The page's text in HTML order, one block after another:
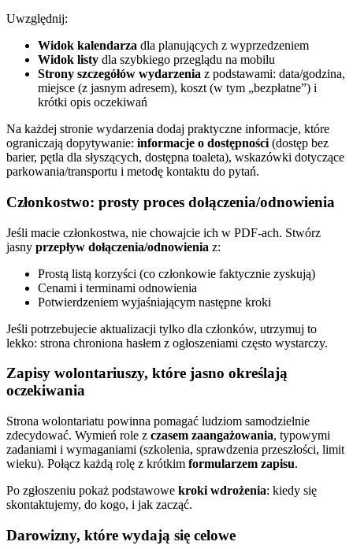
Uwzględnij:
Widok kalendarza dla planujących z wyprzedzeniem
Widok listy dla szybkiego przeglądu na mobilu
Strony szczegółów wydarzenia z podstawami: data/godzina,
miejsce (z jasnym adresem), koszt (w tym „bezpłatne”) i
krótki opis oczekiwań
Na każdej stronie wydarzenia dodaj praktyczne informacje, które
ograniczają dopytywanie: informacje o dostępności (dostęp bez
barier, pętla dla słyszących, dostępna toaleta), wskazówki dotyczące
parkowania/transportu i metodę kontaktu do pytań.
Członkostwo: prosty proces dołączenia/odnowienia
Jeśli macie członkostwa, nie chowajcie ich w PDF-ach. Stwórz
jasny przepływ dołączenia/odnowienia z:
Prostą listą korzyści (co członkowie faktycznie zyskują)
Cenami i terminami odnowienia
Potwierdzeniem wyjaśniającym następne kroki
Jeśli potrzebujecie aktualizacji tylko dla członków, utrzymuj to
lekko: strona chroniona hasłem z ogłoszeniami często wystarczy.
Zapisy wolontariuszy, które jasno określają
oczekiwania
Strona wolontariatu powinna pomagać ludziom samodzielnie
zdecydować. Wymień role z czasem zaangażowania, typowymi
zadaniami i wymaganiami (szkolenia, sprawdzenia przeszłości, limit
wieku). Połącz każdą rolę z krótkim formularzem zapisu.
Po zgłoszeniu pokaż podstawowe kroki wdrożenia: kiedy się
skontaktujemy, do kogo, i jak zacząć.
Darowizny, które wydają się celowe